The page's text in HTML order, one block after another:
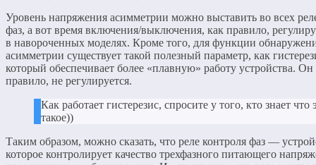
Уровень напряжения асимметрии можно выставить во всех
фаз, а вот время включения/выключения, как правило,
в навороченных моделях. Кроме того, для функции
асимметрии существует такой полезный параметр, как
который обеспечивает более «плавную» работу устройства.
правило, не регулируется.
Как работает гистерезис, спросите у того, кто знает что
такое))
Таким образом, можно сказать, что реле контроля фаз —
которое контролирует качество трехфазного питающего